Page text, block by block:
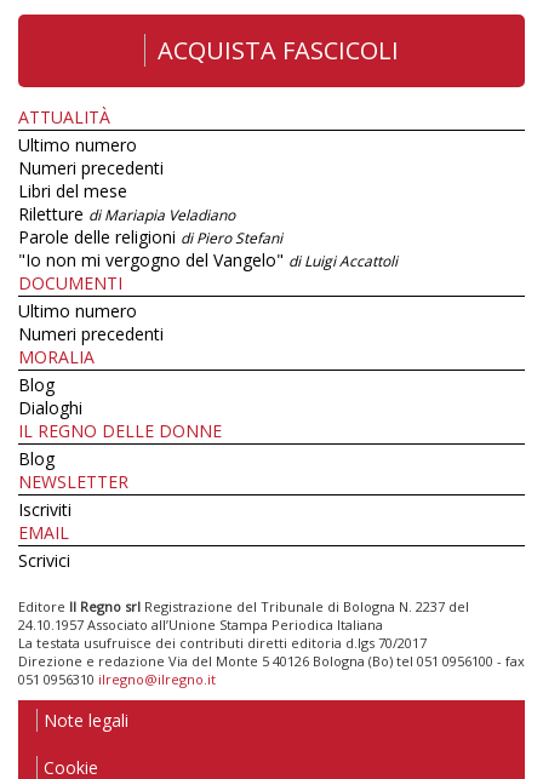
ACQUISTA FASCICOLI
ATTUALITÀ
Ultimo numero
Numeri precedenti
Libri del mese
Riletture di Mariapia Veladiano
Parole delle religioni di Piero Stefani
"Io non mi vergogno del Vangelo" di Luigi Accattoli
DOCUMENTI
Ultimo numero
Numeri precedenti
MORALIA
Blog
Dialoghi
IL REGNO DELLE DONNE
Blog
NEWSLETTER
Iscriviti
EMAIL
Scrivici
Editore Il Regno srl Registrazione del Tribunale di Bologna N. 2237 del
24.10.1957 Associato all’Unione Stampa Periodica Italiana
La testata usufruisce dei contributi diretti editoria d.lgs 70/2017
Direzione e redazione Via del Monte 5 40126 Bologna (Bo) tel 051 0956100 - fax
051 0956310 ilregno@ilregno.it
Note legali
Cookie